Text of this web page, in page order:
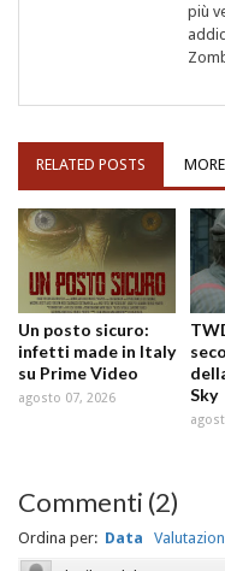
più
RELATED POSTS
Un posto sicuro:
infetti made in Italy
su Prime Video
agosto 07, 2026
Sky
Commenti (2)
Ordina per: Data